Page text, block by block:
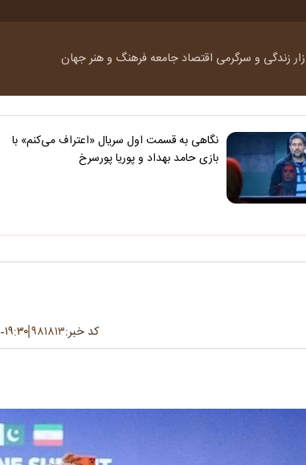
زندگی و سرگرمی اقتصاد جامعهفرهنگ و هنرجهان
نگاهی به قسمت اول سریال «اعتراف می‌کنم» با
بازی حامد بهداد و پوریا پورسرخ
کد خبر:۹۸۱۸۱۳۱۹:۳۰-